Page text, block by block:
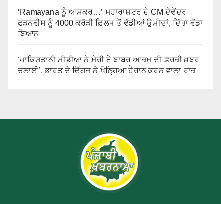
‘Ramayana ਨੂੰ ਆਸਕਰ…’ ਮਹਾਰਾਸ਼ਟਰ ਦੇ CM ਦੇਵੇਂਦਰ
ਫੜਨਵੀਸ ਨੂੰ 4000 ਕਰੋੜੀ ਫ਼ਿਲਮ ਤੋਂ ਵੱਡੀਆਂ ਉਮੀਦਾਂ, ਦਿੱਤਾ ਵੱਡਾ
ਬਿਆਨ
‘ਪਾਕਿਸਤਾਨੀ ਮੀਡੀਆ ਨੇ ਮੇਰੀ ਤੇ ਬਾਬਰ ਆਜ਼ਮ ਦੀ ਫ਼ਰਜ਼ੀ ਖ਼ਬਰ
ਚਲਾਈ’, ਭਾਰਤ ਦੇ ਦਿੱਗਜ ਨੇ ਖੋਲ੍ਹਿਆ ਹੈਰਾਨ ਕਰਨ ਵਾਲਾ ਰਾਜ਼